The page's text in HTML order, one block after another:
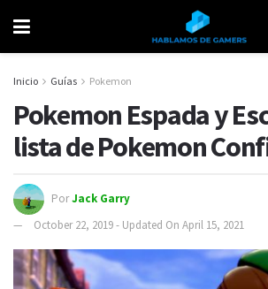
Inicio Guías Pokemon
Pokemon Espada y
lista de Pokemon
PorJack Garry
October 22, 2019 - Updated On April 15, 2021